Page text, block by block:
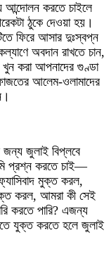
আন্দোলন করতে চাইলে
ঠুকে দেওয়া হয়।
ফিরে আসার দুঃস্বপ্ন
অবদান রাখতে চান,
খুন করা আপনাদের গুণ্ডা
আলেম-ওলামাদের
জুলাই বিপ্লবে
প্রশ্ন করতে চাই—
মুক্ত করল,
করল, আমরা কী সেই
করতে পারি? এজন্য
যুক্ত করতে হলে জুলাই